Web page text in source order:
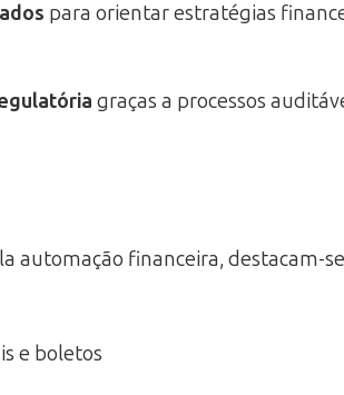
para orientar estratégias
graças a processos
automação financeira, destacam-
e boletos